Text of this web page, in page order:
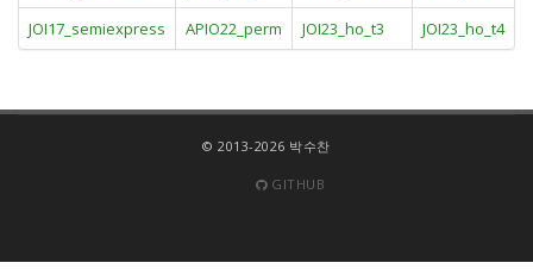
JOI17_semiexpress
APIO22_perm JOI23_ho_t3 JOI23_ho_t4
© 2013-2026 박수찬
GITHUB